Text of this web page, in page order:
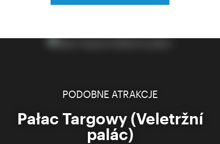
PODOBNE ATRAKCJE
Pałac Targowy (Veletržní
palác)